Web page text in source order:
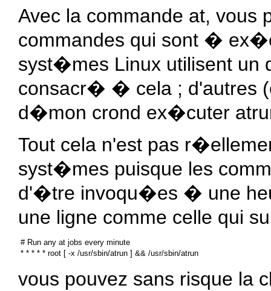
Avec la commande at,
commandes qui sont �
syst�mes Linux utilisent
consacr� � cela ; d'autres
d�mon crond ex�cuter
Tout cela n'est pas
syst�mes puisque les
d'�tre invoqu�es � une
une ligne comme celle qui
# Run any at jobs every minute
vous pouvez sans risque la